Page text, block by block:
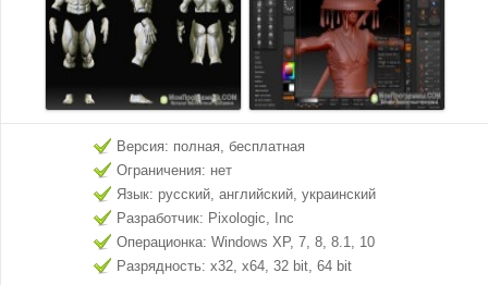
Версия: полная, бесплатная
Ограничения: нет
Язык: русский, английский, украинский
Разработчик: Pixologic, Inc
Операционка: Windows XP, 7, 8, 8.1, 10
Разрядность: x32, x64, 32 bit, 64 bit